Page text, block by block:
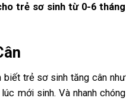
trẻ sơ sinh từ 0-6 tháng
biết trẻ sơ sinh tăng cân như
mới sinh. Và nhanh chóng